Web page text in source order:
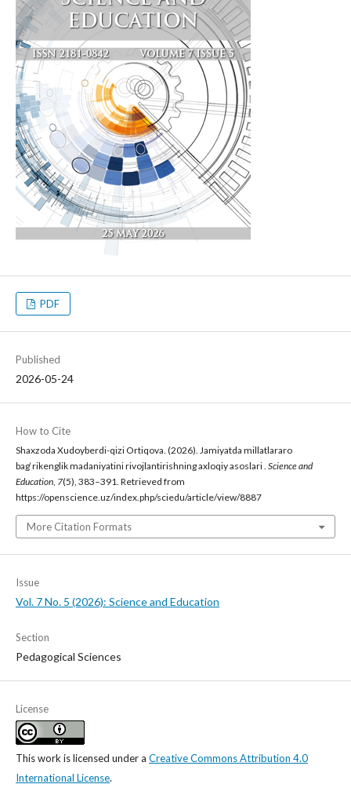
PDF
Published
2026-05-24
How to Cite
Shaxzoda Xudoyberdi-qizi Ortiqova. (2026). Jamiyatda millatlararo
bag‘rikenglik madaniyatini rivojlantirishning axloqiy asoslari . Science and
Education, 7(5), 383–391. Retrieved from
https://openscience.uz/index.php/sciedu/article/view/8887
More Citation Formats
Issue
Vol. 7 No. 5 (2026): Science and Education
Section
Pedagogical Sciences
License
This work is licensed under a Creative Commons Attribution 4.0
International License.